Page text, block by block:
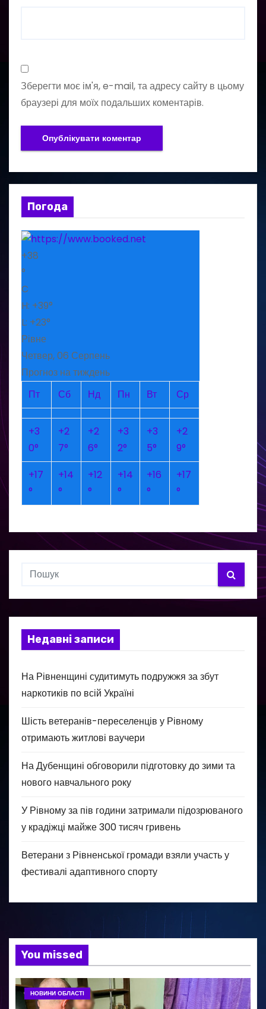
Зберегти моє ім'я, e-mail, та адресу сайту в цьому
браузері для моїх подальших коментарів.
Погода
+38
°
C
H: +39°
L: +23°
Рівне
Четвер, 06 Серпень
Прогноз на тиждень
Пт
Сб Нд Пн Вт Ср
+3
0°
+2
7°
+2
6°
+3
2°
+3
5°
+2
9°
+17
°
+14
°
+12
°
+14
°
+16
°
+17
°
Недавні записи
На Рівненщині судитимуть подружжя за збут
наркотиків по всій Україні
Шість ветеранів-переселенців у Рівному
отримають житлові ваучери
На Дубенщині обговорили підготовку до зими та
нового навчального року
У Рівному за пів години затримали підозрюваного
у крадіжці майже 300 тисяч гривень
Ветерани з Рівненської громади взяли участь у
фестивалі адаптивного спорту
You missed
НОВИНИ ОБЛАСТІ